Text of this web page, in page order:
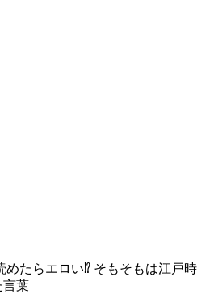
めたらエロい⁉ そもそもは江戸時
言葉